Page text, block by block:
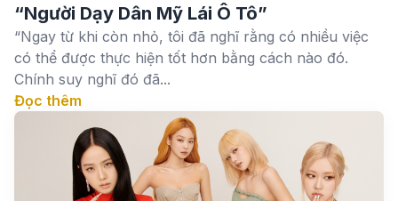
“Người Dạy Dân Mỹ Lái Ô Tô”
“Ngay từ khi còn nhỏ, tôi đã nghĩ rằng có nhiều việc
có thể được thực hiện tốt hơn bằng cách nào đó.
Chính suy nghĩ đó đã...
Đọc thêm